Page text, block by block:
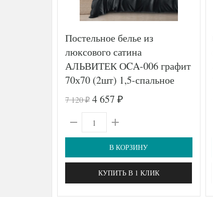
Постельное белье из
люксового сатина
АЛЬВИТЕК ОCA-006 графит
70х70 (2шт) 1,5-спальное
7 120₽ 4 657 ₽
В КОРЗИНУ
КУПИТЬ В 1 КЛИК